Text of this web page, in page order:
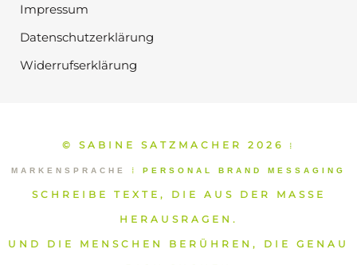
Impressum
Datenschutzerklärung
Widerrufserklärung
© SABINE SATZMACHER 2026 ⁞
MARKENSPRACHE ⁞ PERSONAL BRAND MESSAGING
SCHREIBE TEXTE, DIE AUS DER MASSE
HERAUSRAGEN.
UND DIE MENSCHEN BERÜHREN, DIE GENAU